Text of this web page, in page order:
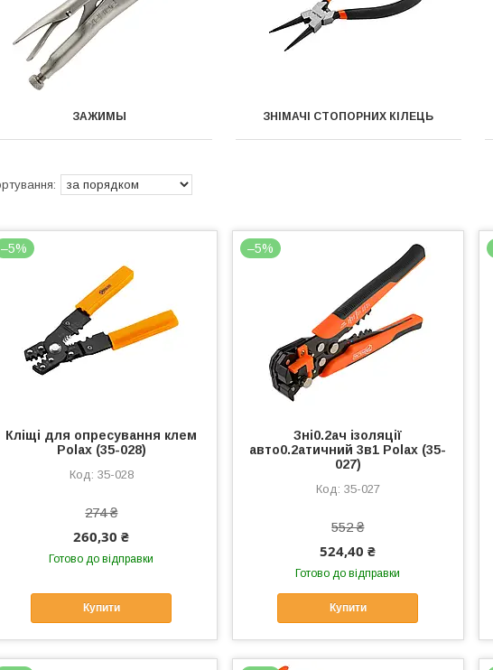
ЗАЖИМЫ ЗНІМАЧІ СТОПОРНИХ КІЛЕЦЬ
–5%
Кліщі для опресування клем
Polax (35-028)
35-028
274 ₴
260,30 ₴
Готово до відправки
Купити
–5%
Зні0.2ач ізоляції
авто0.2атичний 3в1 Polax (35-
027)
35-027
552 ₴
524,40 ₴
Готово до відправки
Купити